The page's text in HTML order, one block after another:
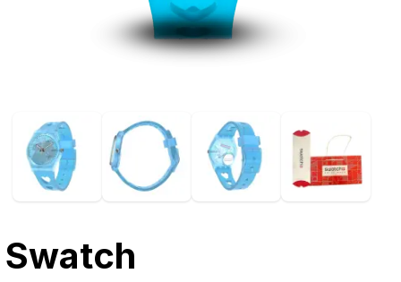
Swatch